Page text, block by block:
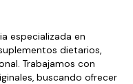
especializada en
dietarios,
Trabajamos con
buscando ofrecer